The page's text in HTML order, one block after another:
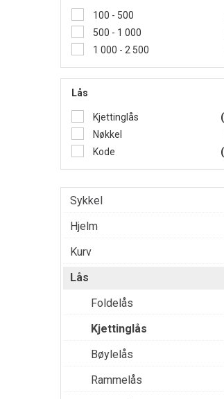
100 - 500
500 - 1 000
1 000 - 2 500
Lås
Kjettinglås
Nøkkel
Kode
Sykkel
Hjelm
Kurv
Lås
Foldelås
Kjettinglås
Bøylelås
Rammelås